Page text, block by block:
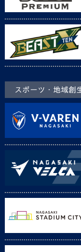
スポーツ・地域創